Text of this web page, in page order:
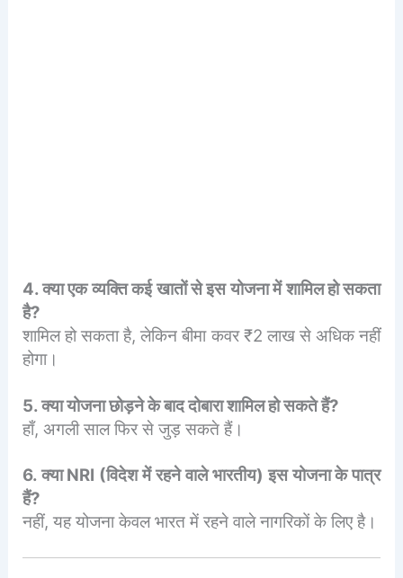
4. क्या एक व्यक्ति कई खातों से इस योजना में शामिल हो सकता
है?
शामिल हो सकता है, लेकिन बीमा कवर ₹2 लाख से अधिक नहीं
होगा।
5. क्या योजना छोड़ने के बाद दोबारा शामिल हो सकते हैं?
हाँ, अगली साल फिर से जुड़ सकते हैं।
6. क्या NRI (विदेश में रहने वाले भारतीय) इस योजना के पात्र
हैं?
नहीं, यह योजना केवल भारत में रहने वाले नागरिकों के लिए है।